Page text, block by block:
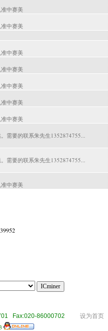
中赛美
中赛美
中赛美
中赛美
中赛美
中赛美
中赛美
需要的联系朱先生1352874755...
需要的联系朱先生1352874755...
中赛美
Fax:020-86000702 设为首页